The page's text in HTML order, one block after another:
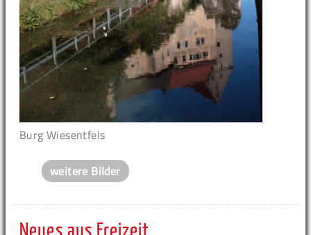
Burg Wiesentfels
weitere Bilder